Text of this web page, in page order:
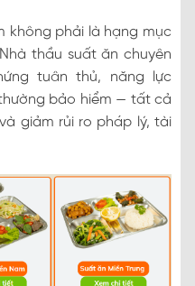
không phải là hạng mục
thầu suất ăn chuyên
tuân thủ, năng lực
bảo hiểm — tất cả
giảm rủi ro pháp lý, tài